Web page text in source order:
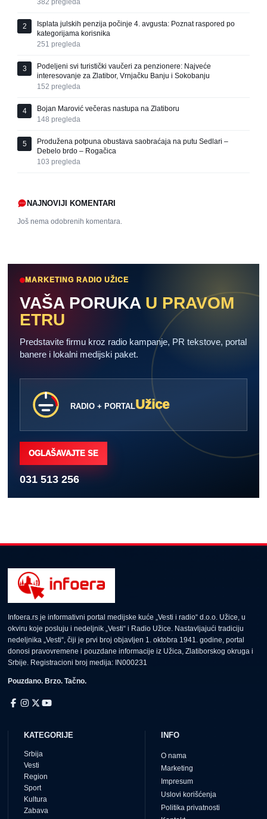
382 pregleda
2
Isplata julskih penzija počinje 4. avgusta: Poznat raspored po
kategorijama korisnika
251 pregleda
3
Podeljeni svi turistički vaučeri za penzionere: Najveće
interesovanje za Zlatibor, Vrnjačku Banju i Sokobanju
152 pregleda
4
Bojan Marović večeras nastupa na Zlatiboru
148 pregleda
5
Produžena potpuna obustava saobraćaja na putu Sedlari –
Debelo brdo – Rogačica
103 pregleda
NAJNOVIJI KOMENTARI
Još nema odobrenih komentara.
MARKETING RADIO UŽICE
VAŠA PORUKA U PRAVOM
ETRU
Predstavite firmu kroz radio kampanje, PR tekstove, portal
banere i lokalni medijski paket.
RADIO + PORTALUžice
OGLAŠAVAJTE SE
031 513 256
Infoera.rs je informativni portal medijske kuće „Vesti i radio“ d.o.o. Užice, u
okviru koje posluju i nedeljnik „Vesti“ i Radio Užice. Nastavljajući tradiciju
nedeljnika „Vesti“, čiji je prvi broj objavljen 1. oktobra 1941. godine, portal
donosi pravovremene i pouzdane informacije iz Užica, Zlatiborskog okruga i
Srbije. Registracioni broj medija: IN000231
Pouzdano. Brzo. Tačno.
KATEGORIJE
Srbija
Vesti
Region
Sport
Kultura
Zabava
INFO
O nama
Marketing
Impresum
Uslovi korišćenja
Politika privatnosti